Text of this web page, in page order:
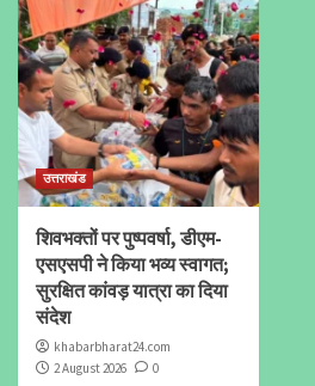
उत्तराखंड
शिवभक्तों पर पुष्पवर्षा, डीएम-
एसएसपी ने किया भव्य स्वागत;
सुरक्षित कांवड़ यात्रा का दिया
संदेश
khabarbharat24.com
2 August 2026
0